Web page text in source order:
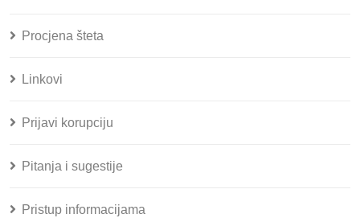
Procjena šteta
Linkovi
Prijavi korupciju
Pitanja i sugestije
Pristup informacijama